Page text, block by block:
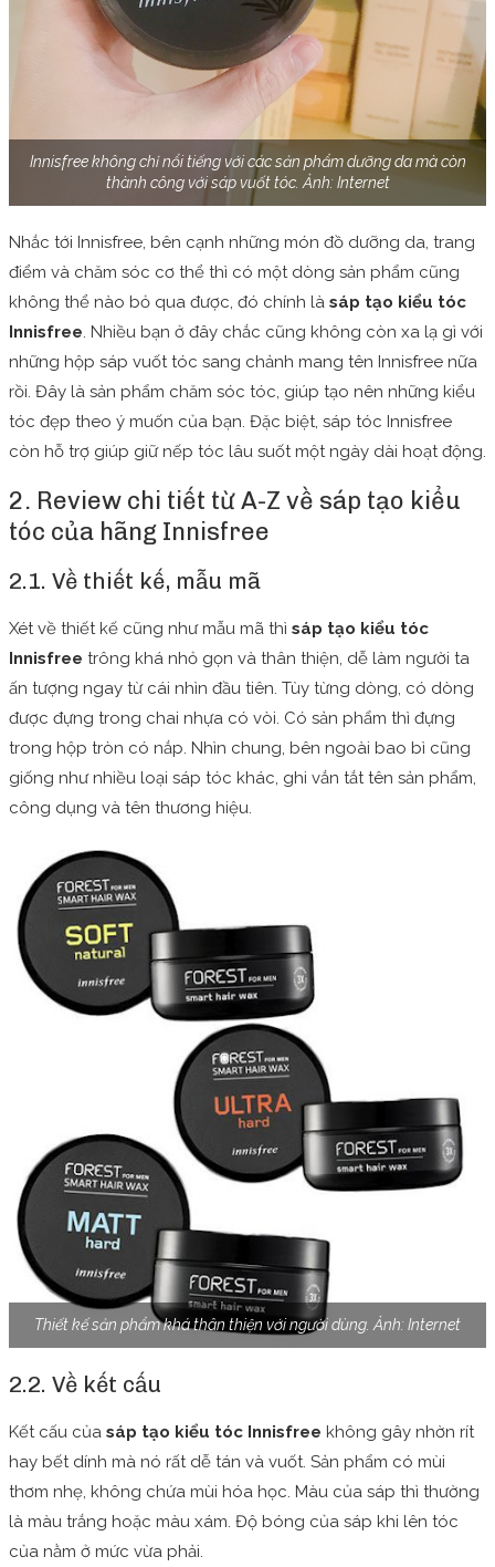
Innisfree không chỉ nổi tiếng với các sản phẩm dưỡng da mà còn
thành công với sáp vuốt tóc. Ảnh: Internet
Nhắc tới Innisfree, bên cạnh những món đồ dưỡng da, trang
điểm và chăm sóc cơ thể thì có một dòng sản phẩm cũng
không thể nào bỏ qua được, đó chính là sáp tạo kiểu tóc
Innisfree. Nhiều bạn ở đây chắc cũng không còn xa lạ gì với
những hộp sáp vuốt tóc sang chảnh mang tên Innisfree nữa
rồi. Đây là sản phẩm chăm sóc tóc, giúp tạo nên những kiểu
tóc đẹp theo ý muốn của bạn. Đặc biệt, sáp tóc Innisfree
còn hỗ trợ giúp giữ nếp tóc lâu suốt một ngày dài hoạt động.
2. Review chi tiết từ A-Z về sáp tạo kiểu
tóc của hãng Innisfree
2.1. Về thiết kế, mẫu mã
Xét về thiết kế cũng như mẫu mã thì sáp tạo kiểu tóc
Innisfree trông khá nhỏ gọn và thân thiện, dễ làm người ta
ấn tượng ngay từ cái nhìn đầu tiên. Tùy từng dòng, có dòng
được đựng trong chai nhựa có vòi. Có sản phẩm thì đựng
trong hộp tròn có nắp. Nhìn chung, bên ngoài bao bì cũng
giống như nhiều loại sáp tóc khác, ghi vắn tắt tên sản phẩm,
công dụng và tên thương hiệu.
Thiết kế sản phẩm khá thân thiện với người dùng. Ảnh: Internet
2.2. Về kết cấu
Kết cấu của sáp tạo kiểu tóc Innisfree không gây nhờn rít
hay bết dính mà nó rất dễ tán và vuốt. Sản phẩm có mùi
thơm nhẹ, không chứa mùi hóa học. Màu của sáp thì thường
là màu trắng hoặc màu xám. Độ bóng của sáp khi lên tóc
của nằm ở mức vừa phải.